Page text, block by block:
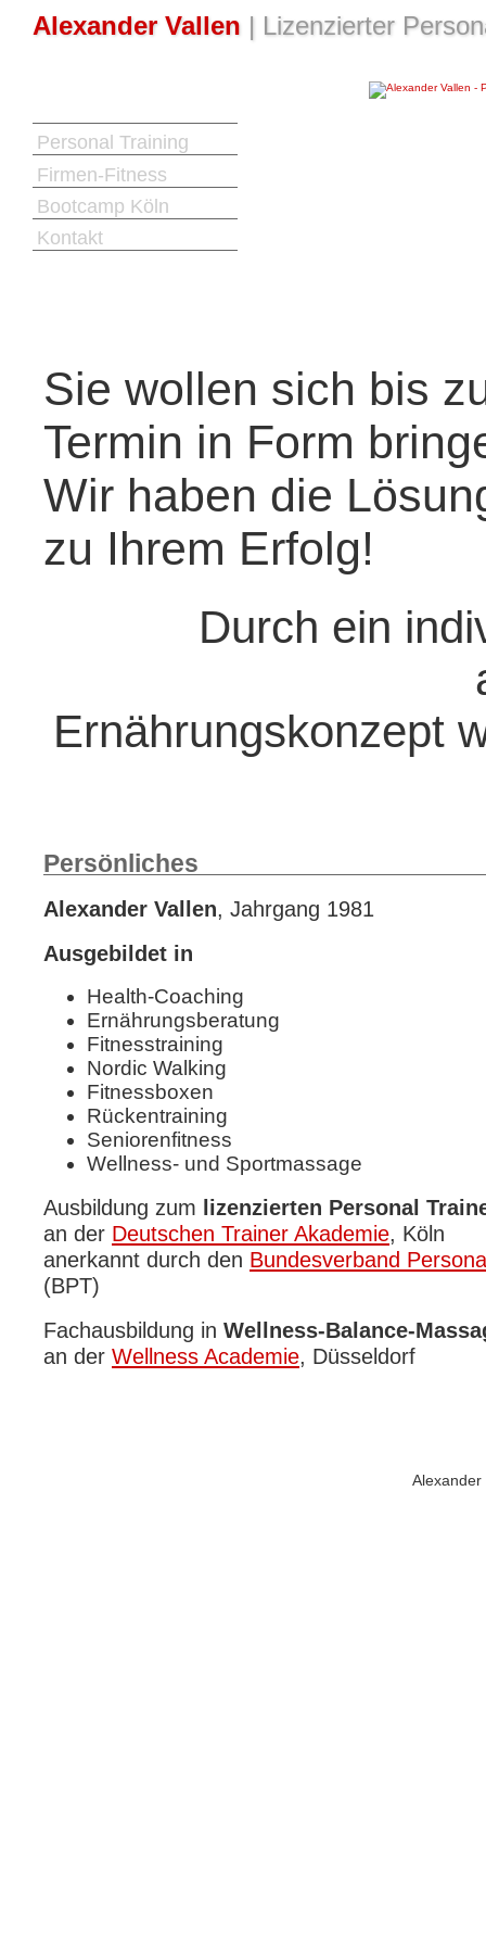
Alexander Vallen | Lizenzierter
Personal Training
Firmen-Fitness
Bootcamp Köln
Kontakt
Sie wollen sich bis
Termin in Form
Wir haben die
zu Ihrem Erfolg!
Durch ein
Ernährungskonzept
Persönliches
Alexander Vallen , Jahrgang 1981
Ausgebildet in
Health-Coaching
Ernährungsberatung
Fitnesstraining
Nordic Walking
Fitnessboxen
Rückentraining
Seniorenfitness
Wellness- und Sportmassage
Ausbildung zum lizenzierten Personal
an der Deutschen Trainer Akademie , Köln
anerkannt durch den Bundesverband
(BPT)
Fachausbildung in Wellness-Balance-
an der Wellness Academie , Düsseldorf
Alexander